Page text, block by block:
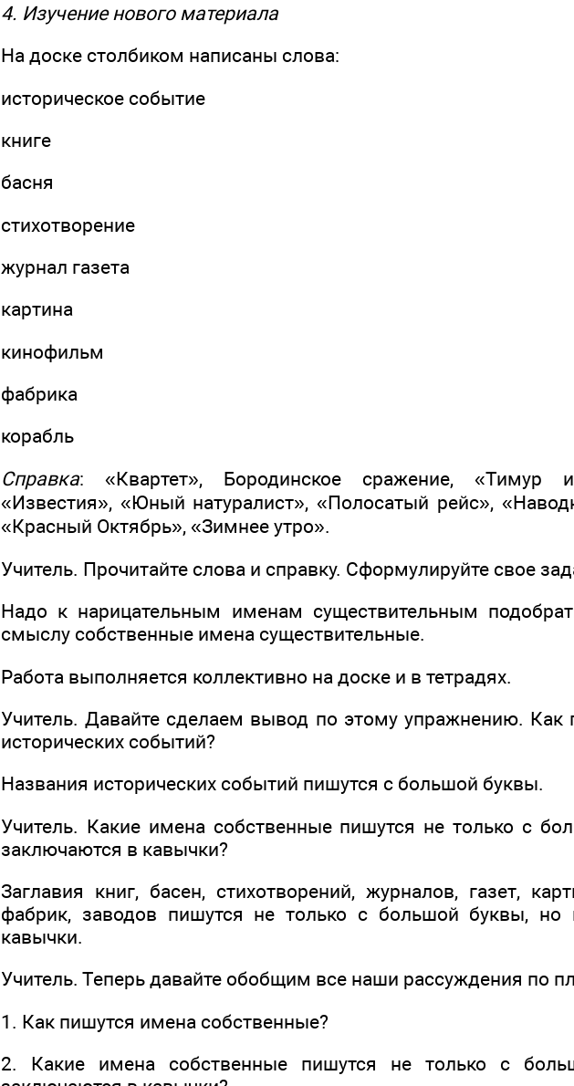
4. Изучение нового материала
На доске столбиком написаны слова:
историческое событие
книге
басня
стихотворение
журнал газета
картина
кинофильм
фабрика
корабль
Справка: «Квартет», Бородинское сражение, «Тимур
«Известия», «Юный натуралист», «Полосатый рейс»,
«Красный Октябрь», «Зимнее утро».
Учитель. Прочитайте слова и справку. Сформулируйте свое
Надо к нарицательным именам существительным
смыслу собственные имена существительные.
Работа выполняется коллективно на доске и в тетрадях.
Учитель. Давайте сделаем вывод по этому упражнению. Как
исторических событий?
Названия исторических событий пишутся с большой буквы.
Учитель. Какие имена собственные пишутся не только с
заключаются в кавычки?
Заглавия книг, басен, стихотворений, журналов, газет,
фабрик, заводов пишутся не только с большой буквы, но
кавычки.
Учитель. Теперь давайте обобщим все наши рассуждения по
1. Как пишутся имена собственные?
2. Какие имена собственные пишутся не только с